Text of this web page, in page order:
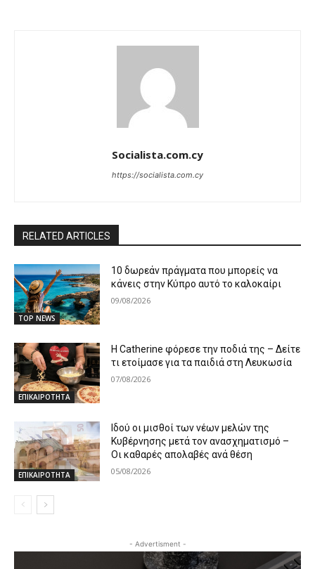
Socialista.com.cy
https://socialista.com.cy
RELATED ARTICLES
TOP NEWS
10 δωρεάν πράγματα που μπορείς να
κάνεις στην Κύπρο αυτό το καλοκαίρι
09/08/2026
ΕΠΙΚΑΙΡΟΤΗΤΑ
Η Catherine φόρεσε την ποδιά της – Δείτε
τι ετοίμασε για τα παιδιά στη Λευκωσία
07/08/2026
ΕΠΙΚΑΙΡΟΤΗΤΑ
Ιδού οι μισθοί των νέων μελών της
Κυβέρνησης μετά τον ανασχηματισμό –
Οι καθαρές απολαβές ανά θέση
05/08/2026
- Advertisment -